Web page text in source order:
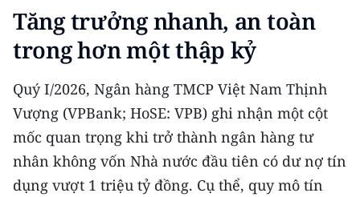
MEDIA CENTER
E-Magazine
Video
Media Chính trị
Media Kinh tế
Media Văn hóa
Tăng trưởng nhanh, an toàn
trong hơn một thập kỷ
Quý I/2026, Ngân hàng TMCP Việt Nam Thịnh
Vượng (VPBank; HoSE: VPB) ghi nhận một cột
mốc quan trọng khi trở thành ngân hàng tư
nhân không vốn Nhà nước đầu tiên có dư nợ tín
dụng vượt 1 triệu tỷ đồng. Cụ thể, quy mô tín